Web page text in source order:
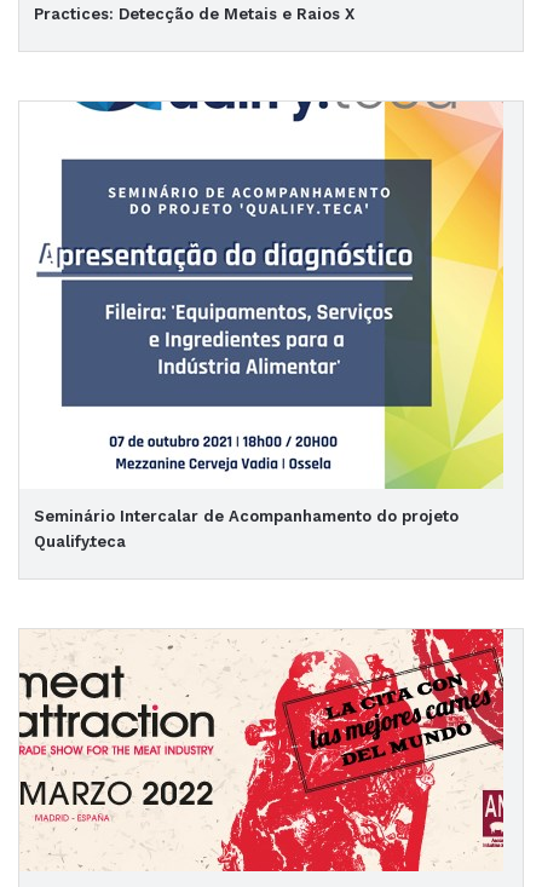
Practices: Detecção de Metais e Raios X
Seminário Intercalar de Acompanhamento do projeto
Qualify.teca